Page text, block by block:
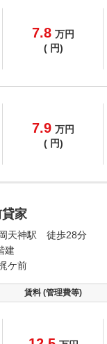
7.8 万円
( 円)
7.9 万円
( 円)
家
天神駅 徒歩28分
建
ケ前
賃料 (管理費等)